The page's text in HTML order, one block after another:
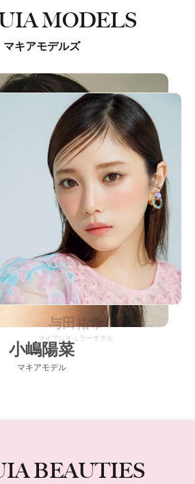
MODELS
マキアモデルズ
与田祐希
マキアレギュラーモデル
BEAUTIES